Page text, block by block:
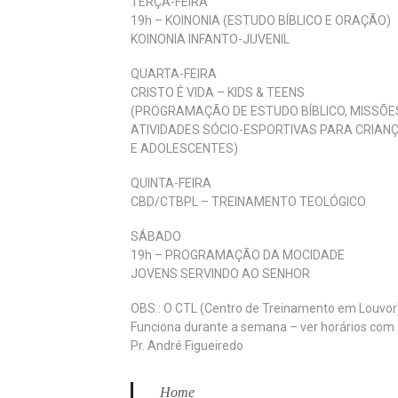
19h – KOINONIA (ESTUDO BÍBLICO E ORAÇÃO)
KOINONIA INFANTO-JUVENIL
QUARTA-FEIRA
CRISTO É VIDA – KIDS & TEENS
(PROGRAMAÇÃO DE ESTUDO BÍBLICO,
ATIVIDADES SÓCIO-ESPORTIVAS PARA
E ADOLESCENTES)
QUINTA-FEIRA
CBD/CTBPL – TREINAMENTO TEOLÓGICO
SÁBADO
19h – PROGRAMAÇÃO DA MOCIDADE
JOVENS SERVINDO AO SENHOR
OBS.: O CTL (Centro de Treinamento em
Funciona durante a semana – ver horários com
Pr. André Figueiredo
Home